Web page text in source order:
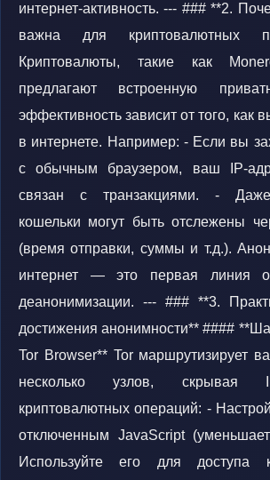
интернет-активность. --- ### **2.
важна для криптовалютных
Криптовалюты, такие как
предлагают встроенную
эффективность зависит от того, как
в интернете. Например: - Если вы
с обычным браузером, ваш IP-
связан с транзакциями. -
кошельки могут быть отслежены
(время отправки, суммы и т.д.).
интернет — это первая линия
деанонимизации. --- ### **3.
достижения анонимности** ####
Tor Browser** Tor маршрутизирует
несколько узлов, скрывая
криптовалютных операций: -
отключенным JavaScript
Используйте его для доступа